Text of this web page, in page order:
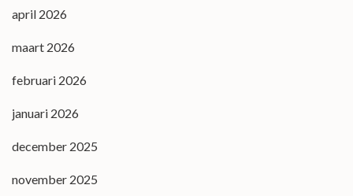
april 2026
maart 2026
februari 2026
januari 2026
december 2025
november 2025